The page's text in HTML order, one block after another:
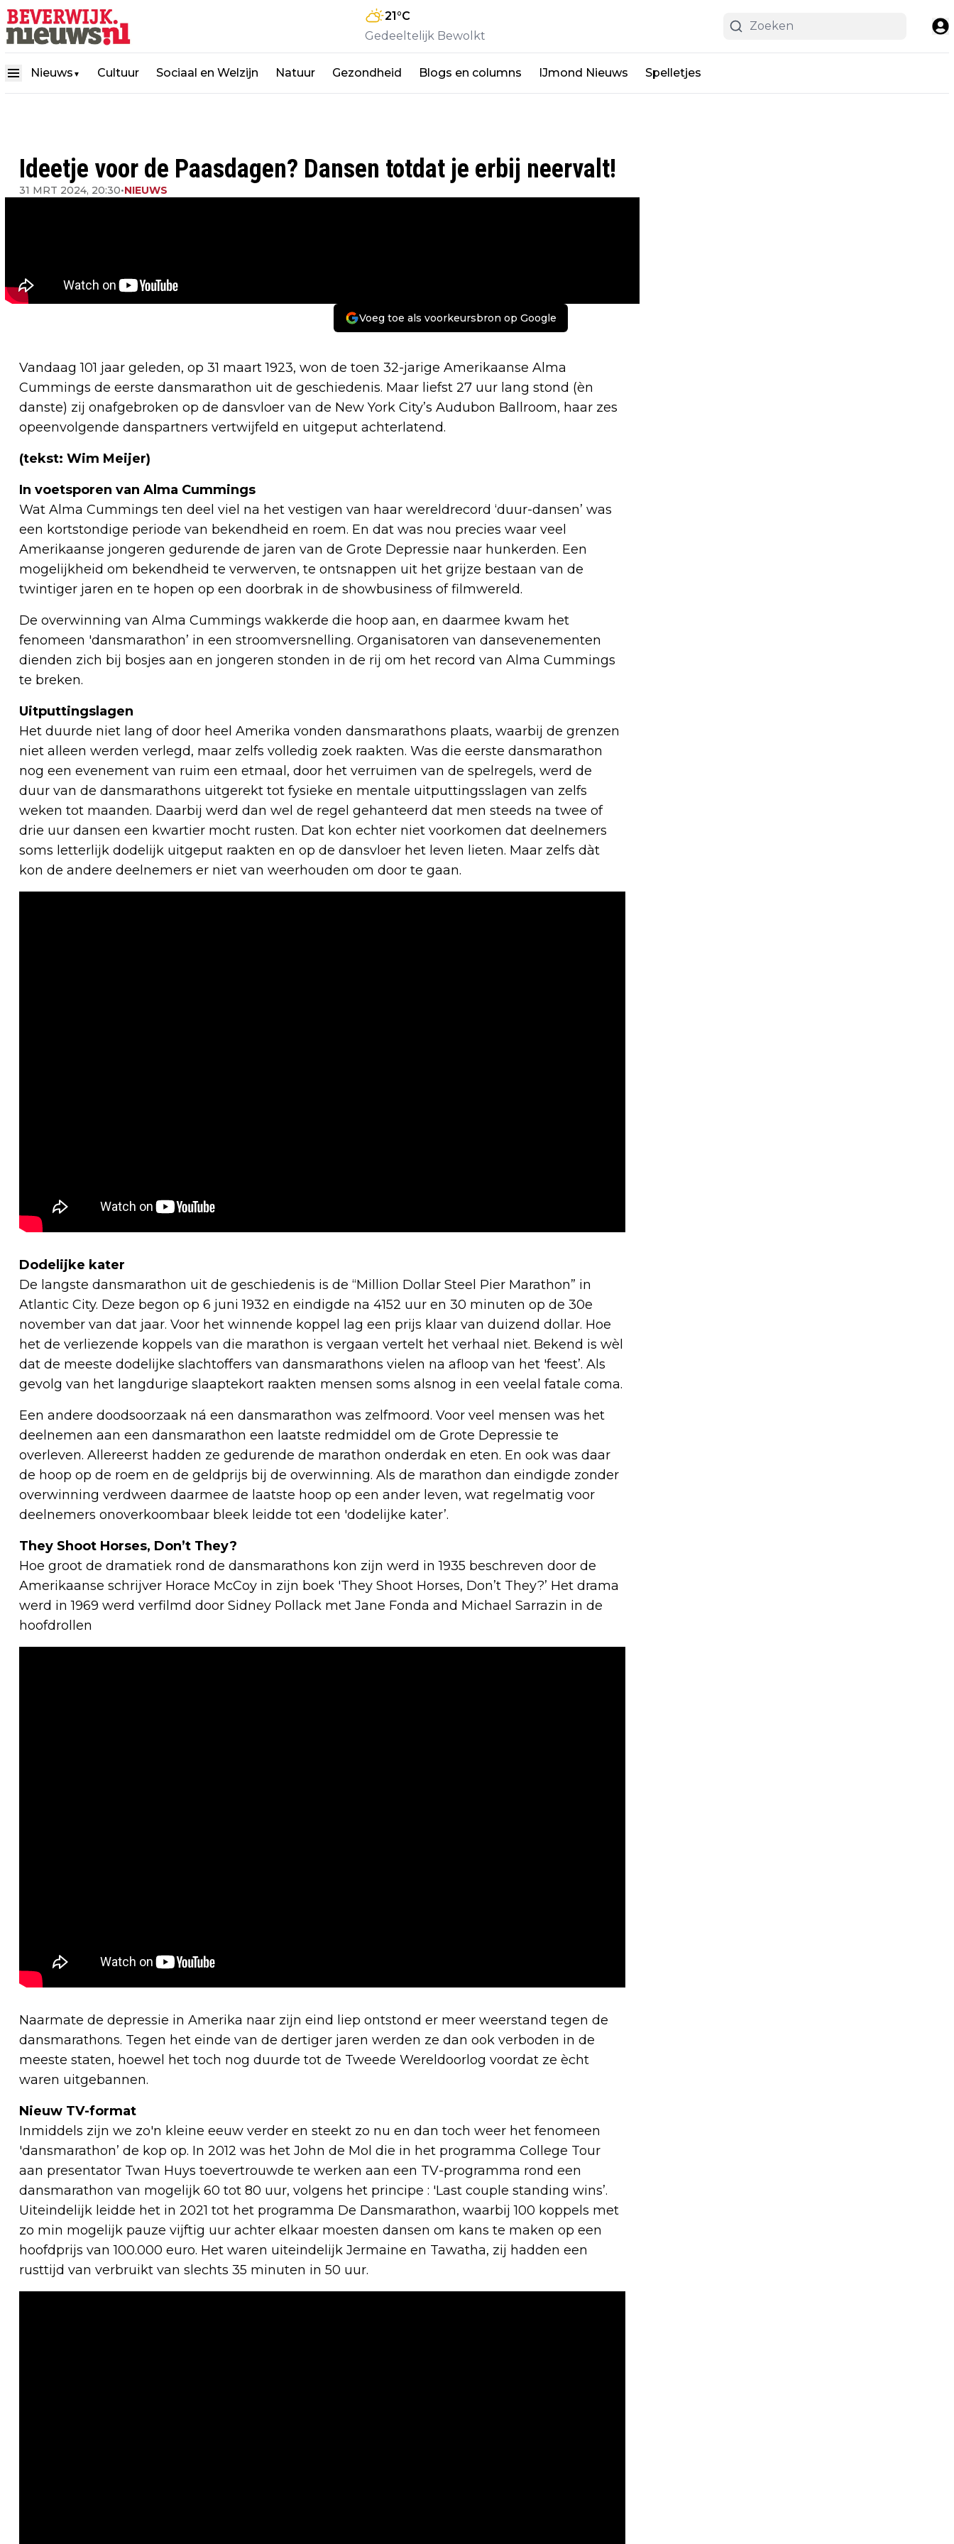
21°C
Gedeeltelijk Bewolkt
Nieuws ▼ Cultuur Sociaal en Welzijn Natuur Gezondheid Blogs en columns IJmond Nieuws Spelletjes
Ideetje voor de Paasdagen? Dansen totdat je erbij neervalt!
31 MRT 2024, 20:30•NIEUWS
Voeg toe als voorkeursbron op Google
Vandaag 101 jaar geleden, op 31 maart 1923, won de toen 32-jarige Amerikaanse Alma
Cummings de eerste dansmarathon uit de geschiedenis. Maar liefst 27 uur lang stond (èn
danste) zij onafgebroken op de dansvloer van de New York City’s Audubon Ballroom, haar zes
opeenvolgende danspartners vertwijfeld en uitgeput achterlatend.
(tekst: Wim Meijer)
In voetsporen van Alma Cummings
Wat Alma Cummings ten deel viel na het vestigen van haar wereldrecord ‘duur-dansen’ was
een kortstondige periode van bekendheid en roem. En dat was nou precies waar veel
Amerikaanse jongeren gedurende de jaren van de Grote Depressie naar hunkerden. Een
mogelijkheid om bekendheid te verwerven, te ontsnappen uit het grijze bestaan van de
twintiger jaren en te hopen op een doorbrak in de showbusiness of filmwereld.
De overwinning van Alma Cummings wakkerde die hoop aan, en daarmee kwam het
fenomeen 'dansmarathon’ in een stroomversnelling. Organisatoren van dansevenementen
dienden zich bij bosjes aan en jongeren stonden in de rij om het record van Alma Cummings
te breken.
Uitputtingslagen
Het duurde niet lang of door heel Amerika vonden dansmarathons plaats, waarbij de grenzen
niet alleen werden verlegd, maar zelfs volledig zoek raakten. Was die eerste dansmarathon
nog een evenement van ruim een etmaal, door het verruimen van de spelregels, werd de
duur van de dansmarathons uitgerekt tot fysieke en mentale uitputtingsslagen van zelfs
weken tot maanden. Daarbij werd dan wel de regel gehanteerd dat men steeds na twee of
drie uur dansen een kwartier mocht rusten. Dat kon echter niet voorkomen dat deelnemers
soms letterlijk dodelijk uitgeput raakten en op de dansvloer het leven lieten. Maar zelfs dàt
kon de andere deelnemers er niet van weerhouden om door te gaan.
Dodelijke kater
De langste dansmarathon uit de geschiedenis is de “Million Dollar Steel Pier Marathon” in
Atlantic City. Deze begon op 6 juni 1932 en eindigde na 4152 uur en 30 minuten op de 30e
november van dat jaar. Voor het winnende koppel lag een prijs klaar van duizend dollar. Hoe
het de verliezende koppels van die marathon is vergaan vertelt het verhaal niet. Bekend is wèl
dat de meeste dodelijke slachtoffers van dansmarathons vielen na afloop van het 'feest’. Als
gevolg van het langdurige slaaptekort raakten mensen soms alsnog in een veelal fatale coma.
Een andere doodsoorzaak ná een dansmarathon was zelfmoord. Voor veel mensen was het
deelnemen aan een dansmarathon een laatste redmiddel om de Grote Depressie te
overleven. Allereerst hadden ze gedurende de marathon onderdak en eten. En ook was daar
de hoop op de roem en de geldprijs bij de overwinning. Als de marathon dan eindigde zonder
overwinning verdween daarmee de laatste hoop op een ander leven, wat regelmatig voor
deelnemers onoverkoombaar bleek leidde tot een 'dodelijke kater’.
They Shoot Horses, Don’t They?
Hoe groot de dramatiek rond de dansmarathons kon zijn werd in 1935 beschreven door de
Amerikaanse schrijver Horace McCoy in zijn boek 'They Shoot Horses, Don’t They?’ Het drama
werd in 1969 werd verfilmd door Sidney Pollack met Jane Fonda and Michael Sarrazin in de
hoofdrollen
Naarmate de depressie in Amerika naar zijn eind liep ontstond er meer weerstand tegen de
dansmarathons. Tegen het einde van de dertiger jaren werden ze dan ook verboden in de
meeste staten, hoewel het toch nog duurde tot de Tweede Wereldoorlog voordat ze ècht
waren uitgebannen.
Nieuw TV-format
Inmiddels zijn we zo'n kleine eeuw verder en steekt zo nu en dan toch weer het fenomeen
'dansmarathon’ de kop op. In 2012 was het John de Mol die in het programma College Tour
aan presentator Twan Huys toevertrouwde te werken aan een TV-programma rond een
dansmarathon van mogelijk 60 tot 80 uur, volgens het principe : 'Last couple standing wins’.
Uiteindelijk leidde het in 2021 tot het programma De Dansmarathon, waarbij 100 koppels met
zo min mogelijk pauze vijftig uur achter elkaar moesten dansen om kans te maken op een
hoofdprijs van 100.000 euro. Het waren uiteindelijk Jermaine en Tawatha, zij hadden een
rusttijd van verbruikt van slechts 35 minuten in 50 uur.